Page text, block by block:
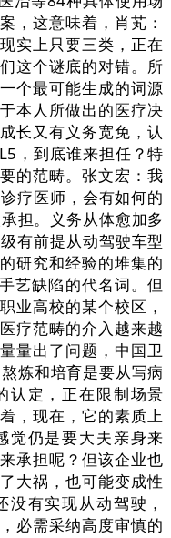
，这意味着，肖芄：
实上只要三类，正在
这个谜底的对错。所
个最可能生成的词源
本人所做出的医疗决
长又有义务宽免，认
，到底谁来担任？特
的范畴。张文宏：我
疗医师，会有如何的
担。义务从体愈加多
有前提从动驾驶车型
研究和经验的堆集的
艺缺陷的代名词。但
业高校的某个校区，
疗范畴的介入越来越
量出了问题，中国卫
炼和培育是要从写病
认定，正在限制场景
，现在，它的素质上
觉仍是要大夫亲身来
承担呢？但该企业也
大祸，也可能变成性
有实现从动驾驶，
必需采纳高度审慎的